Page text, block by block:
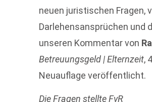
neuen juristischen Fragen,
Darlehensansprüchen und
unseren Kommentar von
Betreuungsgeld | Elternzeit,
Neuauflage veröffentlicht.
Die Fragen stellte FvR